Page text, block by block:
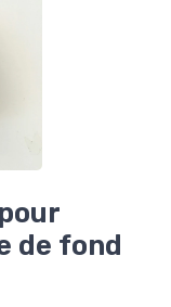
de fond